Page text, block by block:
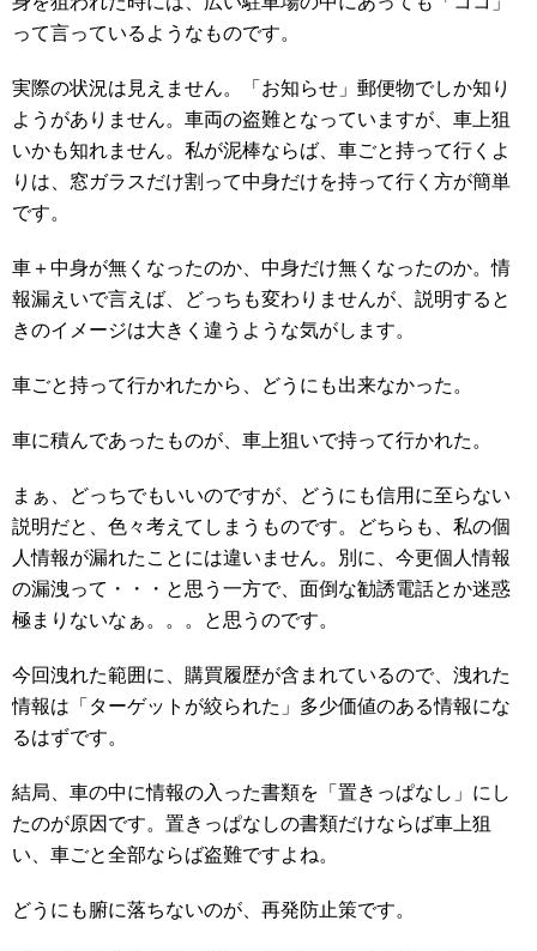
って言っているようなものです。
実際の状況は見えません。「お知らせ」郵便物でしか知り
ようがありません。車両の盗難となっていますが、車上狙
いかも知れません。私が泥棒ならば、車ごと持って行くよ
りは、窓ガラスだけ割って中身だけを持って行く方が簡単
です。
車＋中身が無くなったのか、中身だけ無くなったのか。情
報漏えいで言えば、どっちも変わりませんが、説明すると
きのイメージは大きく違うような気がします。
車ごと持って行かれたから、どうにも出来なかった。
車に積んであったものが、車上狙いで持って行かれた。
まぁ、どっちでもいいのですが、どうにも信用に至らない
説明だと、色々考えてしまうものです。どちらも、私の個
人情報が漏れたことには違いません。別に、今更個人情報
の漏洩って・・・と思う一方で、面倒な勧誘電話とか迷惑
極まりないなぁ。。。と思うのです。
今回洩れた範囲に、購買履歴が含まれているので、洩れた
情報は「ターゲットが絞られた」多少価値のある情報にな
るはずです。
結局、車の中に情報の入った書類を「置きっぱなし」にし
たのが原因です。置きっぱなしの書類だけならば車上狙
い、車ごと全部ならば盗難ですよね。
どうにも腑に落ちないのが、再発防止策です。